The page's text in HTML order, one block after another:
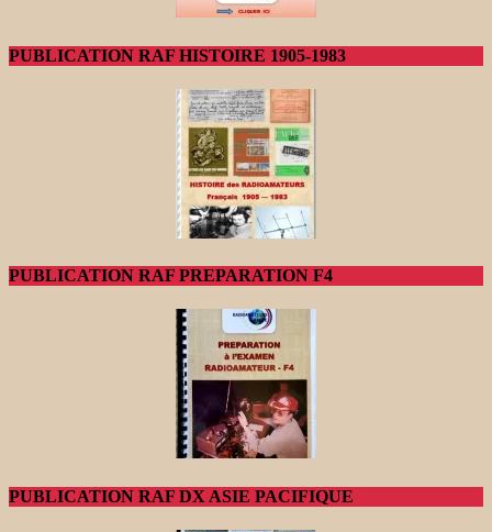
PUBLICATION RAF HISTOIRE 1905-1983
PUBLICATION RAF PREPARATION F4
PUBLICATION RAF DX ASIE PACIFIQUE